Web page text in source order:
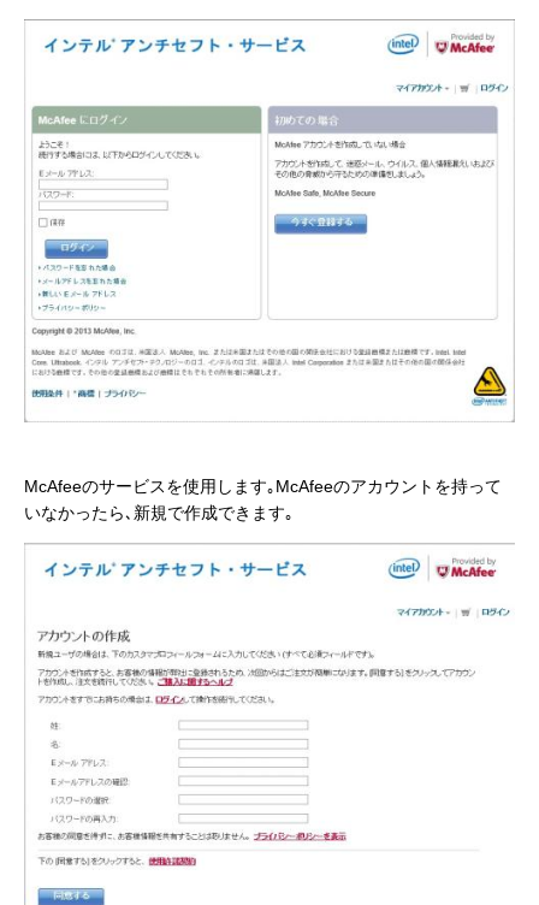
McAfeeのサービスを使用します｡McAfeeのアカウントを持って
いなかったら､新規で作成できます｡